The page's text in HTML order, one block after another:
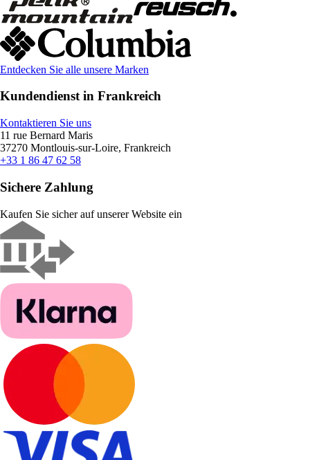
Entdecken Sie alle unsere Marken
Kundendienst in Frankreich
Kontaktieren Sie uns
11 rue Bernard Maris
37270 Montlouis-sur-Loire, Frankreich
+33 1 86 47 62 58
Sichere Zahlung
Kaufen Sie sicher auf unserer Website ein